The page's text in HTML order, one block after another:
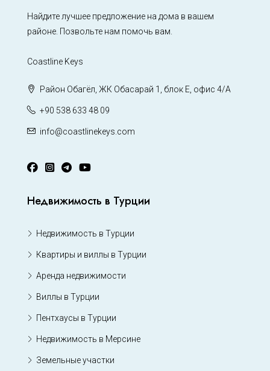
Найдите лучшее предложение на дома в вашем
районе. Позвольте нам помочь вам.
Coastline Keys
Район Обагёл, ЖК Обасарай 1, блок Е, офис 4/А
+90 538 633 48 09
info@coastlinekeys.com
Недвижимость в Турции
Недвижимость в Турции
Квартиры и виллы в Турции
Аренда недвижимости
Виллы в Турции
Пентхаусы в Турции
Недвижимость в Мерсине
Земельные участки